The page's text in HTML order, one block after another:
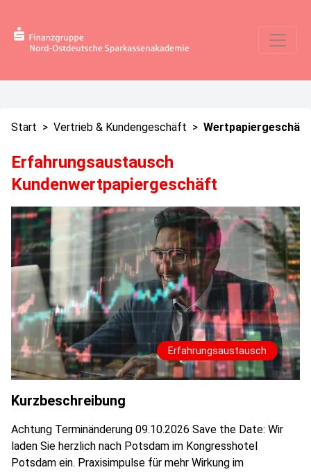
Start > Vertrieb & Kundengeschäft > Wertpapiergeschäft
Erfahrungsaustausch
Kundenwertpapiergeschäft
Erfahrungsaustausch
Kurzbeschreibung
Achtung Terminänderung 09.10.2026 Save the Date: Wir
laden Sie herzlich nach Potsdam im Kongresshotel
Potsdam ein. Praxisimpulse für mehr Wirkung im